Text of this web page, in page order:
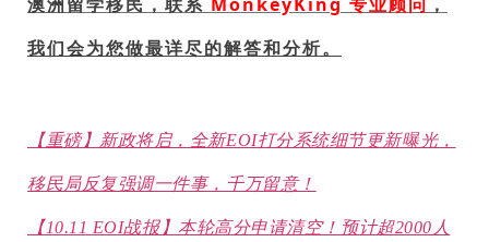
我们会为您做最详尽的解答和分析。
【重磅】新政将启，全新EOI打分系统细节更新曝光，
移民局反复强调一件事，千万留意！
【10.11 EOI战报】本轮高分申请清空！预计超2000人